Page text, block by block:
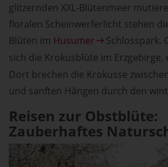
glitzernden XXL-Blütenmeer
floralen Scheinwerferlicht stehen
Blüten im Husumer
Schlosspark.
sich die Krokusblüte im Erzgebirge,
Dort brechen die Krokusse
und sanften Hängen durch den
Reisen zur Obstblüte:
Zauberhaftes